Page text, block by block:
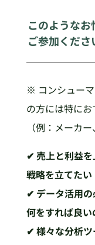
このような
ご参加くださ
※ コンシュー
の方には特に
（例：メーカ
✔ 売上と利益
戦略を立てたい
✔ データ活用
何をすれば良
✔ 様々な分析